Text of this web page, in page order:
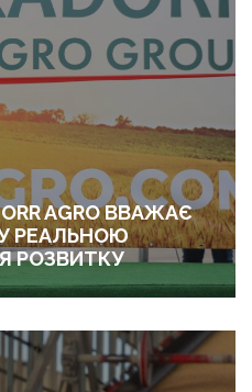
AGRO ВВАЖАЄ
РЕАЛЬНОЮ
РОЗВИТКУ